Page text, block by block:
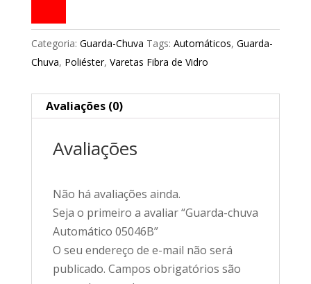
Categoria: Guarda-Chuva Tags: Automáticos, Guarda-
Chuva, Poliéster, Varetas Fibra de Vidro
Avaliações (0)
Avaliações
Não há avaliações ainda.
Seja o primeiro a avaliar “Guarda-chuva
Automático 05046B”
O seu endereço de e-mail não será
publicado. Campos obrigatórios são